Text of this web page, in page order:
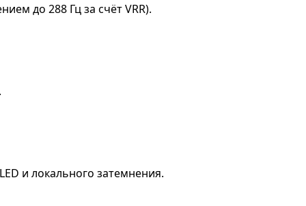
до 288 Гц за счёт VRR).
и локального затемнения.